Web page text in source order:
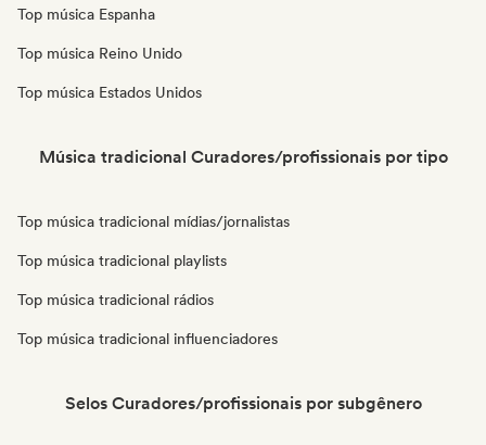
Top música Espanha
Top música Reino Unido
Top música Estados Unidos
Música tradicional Curadores/profissionais por tipo
Top música tradicional mídias/jornalistas
Top música tradicional playlists
Top música tradicional rádios
Top música tradicional influenciadores
Selos Curadores/profissionais por subgênero